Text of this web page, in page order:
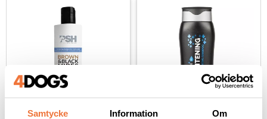
Samtycke Information Om